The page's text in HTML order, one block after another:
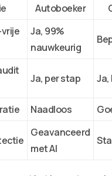
Autoboeker
Ja, 99%
nauwkeurig
Ja, per stap Ja,
Naadloos
Geavanceerd
met AI